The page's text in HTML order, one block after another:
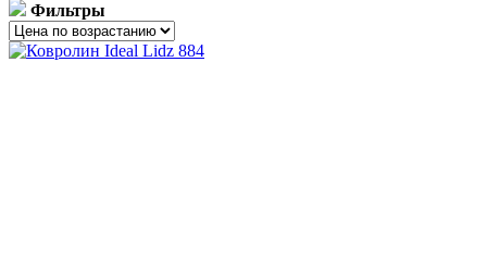
ковролин нева тафт
бельгийский ковролин
Фильтры